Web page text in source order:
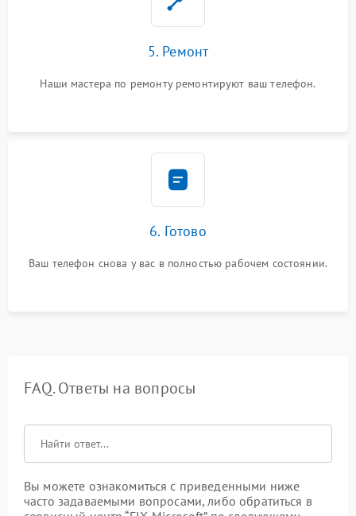
5. Ремонт
Наши мастера по ремонту ремонтируют ваш телефон.
6. Готово
Ваш телефон снова у вас в полностью рабочем состоянии.
FAQ. Ответы на вопросы
Вы можете ознакомиться с приведенными ниже
часто задаваемыми вопросами, либо обратиться в